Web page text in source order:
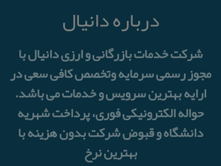
درباره دانیال
شرکت خدمات بازرگانی و ارزی دانیال با
مجوز رسمی سرمایه وتخصص کافی سعی در
ارایه بهترین سرویس و خدمات می باشد.
حواله الکترونیکی فوری، پرداخت شهریه
دانشگاه و قبوض شرکت بدون هزینه با
بهترین نرخ